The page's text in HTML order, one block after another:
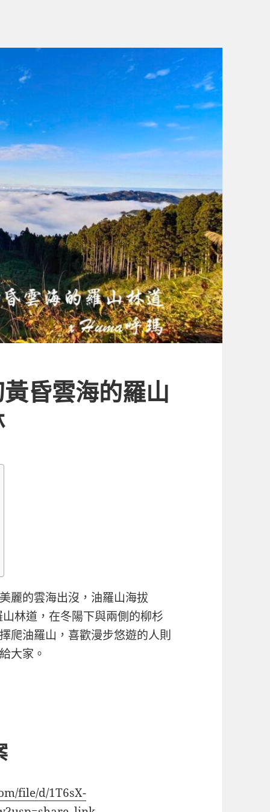
昏雲海的羅山
麗的雲海出沒，油羅山海拔
林道，在冬陽下與兩側的柳杉
爬油羅山，喜歡漫步悠遊的人則
大家。
file/d/1T6sX-